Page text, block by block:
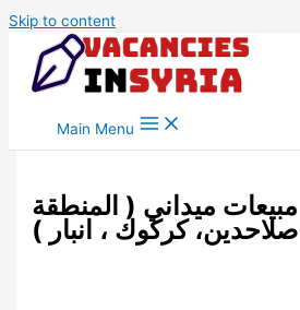
Skip to content
Main Menu
ميداني ( المنطقة
صلاحدين، كركوك ، انبار )